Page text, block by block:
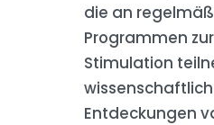
die an
Programmen
Stimulation
Entdeckungen